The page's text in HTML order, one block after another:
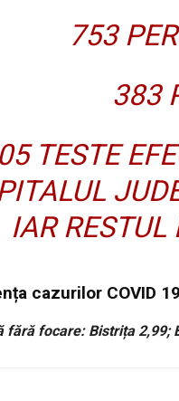
753
383
TESTE
IAR RESTUL
cazurilor COVID
fără focare: Bistrița 2,99;